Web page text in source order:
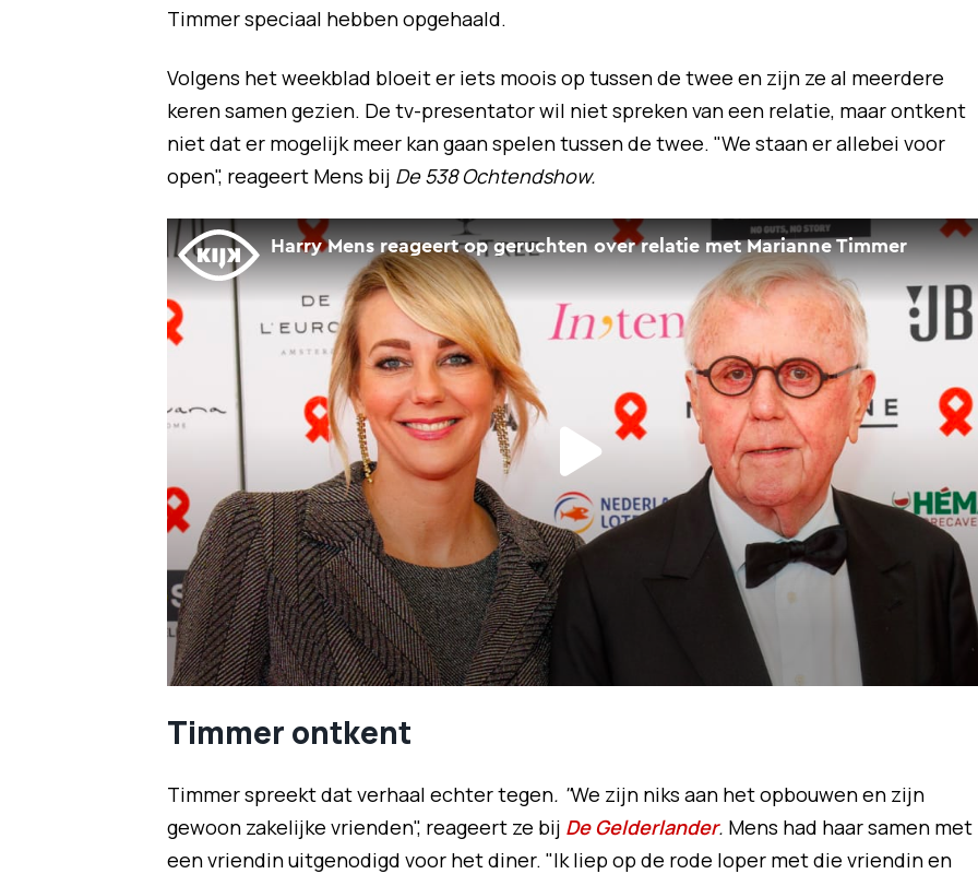
Timmer speciaal hebben opgehaald.
Volgens het weekblad bloeit er iets moois op tussen de twee en zijn ze al meerdere
keren samen gezien. De tv-presentator wil niet spreken van een relatie, maar ontkent
niet dat er mogelijk meer kan gaan spelen tussen de twee. "We staan er allebei voor
open", reageert Mens bij De 538 Ochtendshow.
Timmer ontkent
Timmer spreekt dat verhaal echter tegen. "We zijn niks aan het opbouwen en zijn
gewoon zakelijke vrienden", reageert ze bij De Gelderlander. Mens had haar samen met
een vriendin uitgenodigd voor het diner. "Ik liep op de rode loper met die vriendin en